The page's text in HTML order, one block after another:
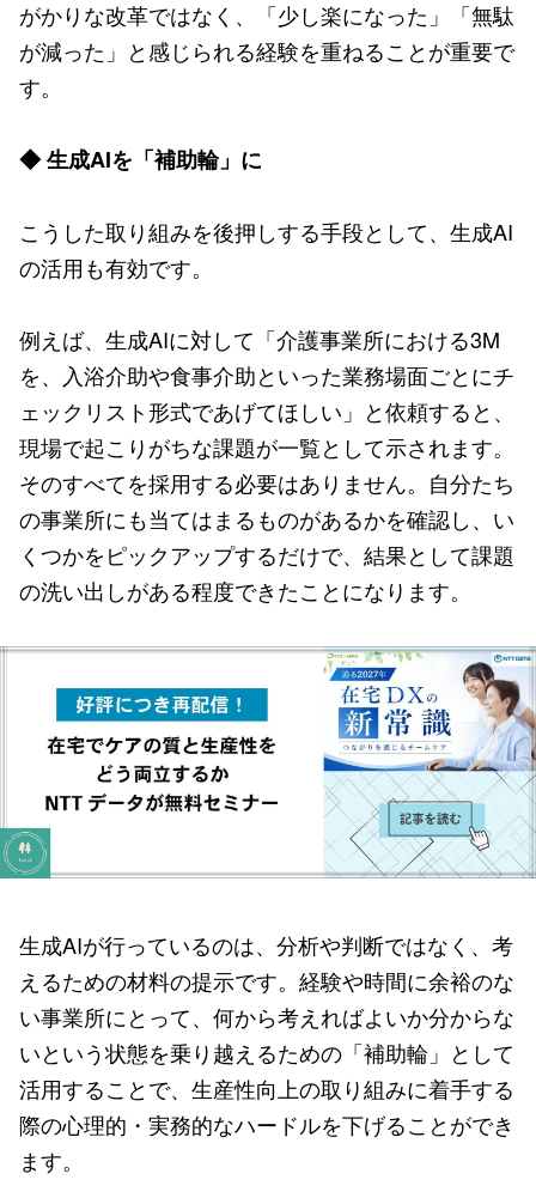
がかりな改革ではなく、「少し楽になった」「無駄
が減った」と感じられる経験を重ねることが重要で
す。
◆ 生成AIを「補助輪」に
こうした取り組みを後押しする手段として、生成AI
の活用も有効です。
例えば、生成AIに対して「介護事業所における3M
を、入浴介助や食事介助といった業務場面ごとにチ
ェックリスト形式であげてほしい」と依頼すると、
現場で起こりがちな課題が一覧として示されます。
そのすべてを採用する必要はありません。自分たち
の事業所にも当てはまるものがあるかを確認し、い
くつかをピックアップするだけで、結果として課題
の洗い出しがある程度できたことになります。
生成AIが行っているのは、分析や判断ではなく、考
えるための材料の提示です。経験や時間に余裕のな
い事業所にとって、何から考えればよいか分からな
いという状態を乗り越えるための「補助輪」として
活用することで、生産性向上の取り組みに着手する
際の心理的・実務的なハードルを下げることができ
ます。